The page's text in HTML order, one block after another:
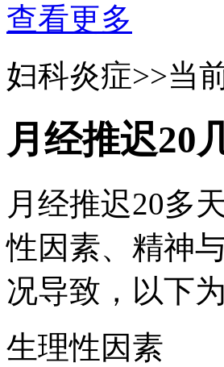
查看更多
妇科炎症>>当
月经推迟20
月经推迟20多
性因素、精神
况导致，以下
生理性因素